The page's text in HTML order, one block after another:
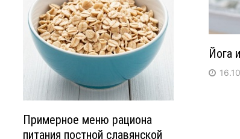
Примерное меню рациона
питания постной славянской
Йога